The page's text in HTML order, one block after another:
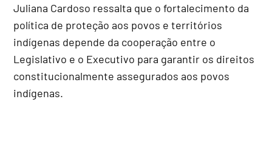
Juliana Cardoso ressalta que o fortalecimento da
política de proteção aos povos e territórios
indígenas depende da cooperação entre o
Legislativo e o Executivo para garantir os direitos
constitucionalmente assegurados aos povos
indígenas.